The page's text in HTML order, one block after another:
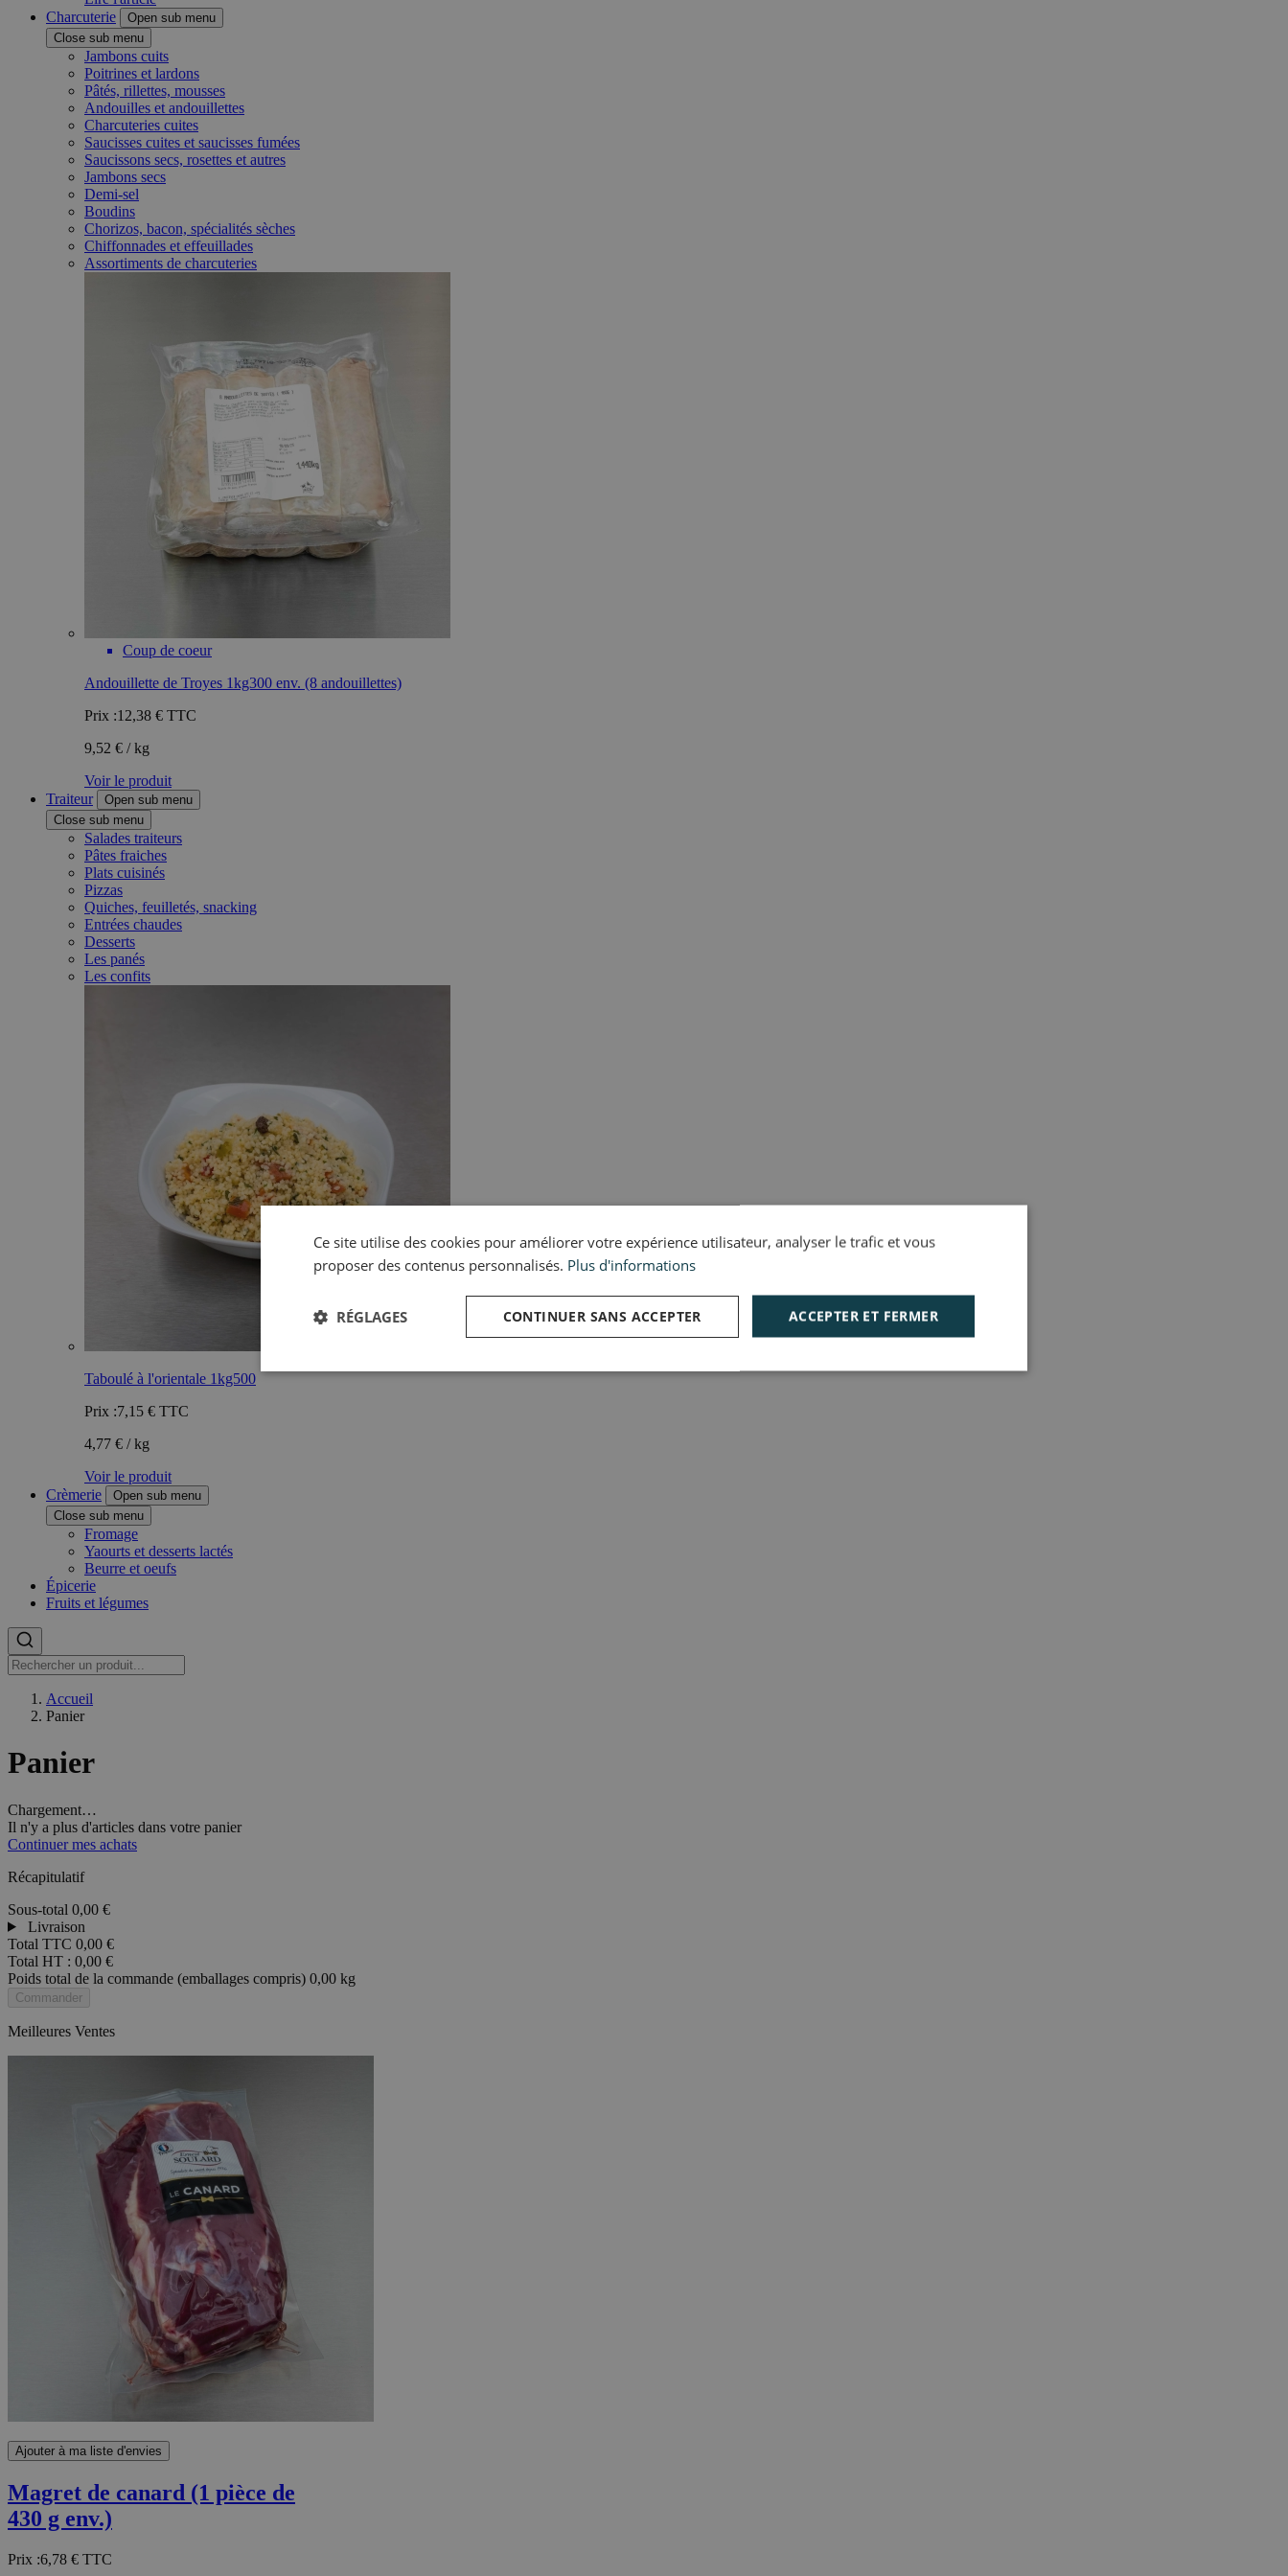
Charcuterie
Open sub menu
Close sub menu
Jambons cuits
Poitrines et lardons
Pâtés, rillettes, mousses
Andouilles et andouillettes
Charcuteries cuites
Saucisses cuites et saucisses fumées
Saucissons secs, rosettes et autres
Jambons secs
Demi-sel
Boudins
Chorizos, bacon, spécialités sèches
Chiffonnades et effeuillades
Assortiments de charcuteries
Coup de coeur
Andouillette de Troyes 1kg300 env. (8 andouillettes)
Prix :12,38 € TTC
9,52 € / kg
Voir le produit
Traiteur
Open sub menu
Close sub menu
Salades traiteurs
Pâtes fraiches
Plats cuisinés
Pizzas
Quiches, feuilletés, snacking
Entrées chaudes
Desserts
Les panés
Les confits
Taboulé à l'orientale 1kg500
Prix :7,15 € TTC
4,77 € / kg
Voir le produit
Crèmerie
Open sub menu
Close sub menu
Fromage
Yaourts et desserts lactés
Beurre et oeufs
Épicerie
Fruits et légumes
Accueil
Panier
Panier
Chargement…
Il n'y a plus d'articles dans votre panier
Continuer mes achats
Récapitulatif
Sous-total 0,00 €
Livraison
Total TTC 0,00 €
Total HT : 0,00 €
Poids total de la commande (emballages compris) 0,00 kg
Commander
Meilleures Ventes
Ajouter à ma liste d'envies
Magret de canard (1 pièce de
430 g env.)
Prix :6,78 € TTC
Ce site utilise des cookies pour améliorer votre expérience utilisateur, analyser le trafic et vous
proposer des contenus personnalisés. Plus d'informations
ACCEPTER ET FERMER
CONTINUER SANS ACCEPTER
RÉGLAGES